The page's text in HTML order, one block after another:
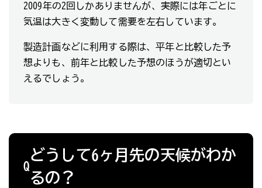
2009年の2回しかありませんが、実際には年ごとに
気温は大きく変動して需要を左右しています。
製造計画などに利用する際は、平年と比較した予
想よりも、前年と比較した予想のほうが適切とい
えるでしょう。
Q
どうして6ヶ月先の天候がわか
るの？